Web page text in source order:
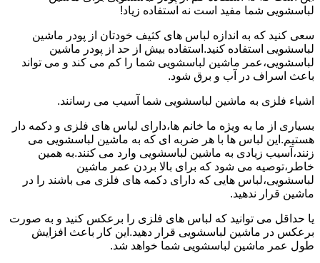
لباسشویی شما مفید است نه استفاده زیاد!
سعی کنید که به اندازه لباس های کثیف خودتان از پودر ماشین
لباسشویی استفاده کنید.استفاده بیش از حد از پودر ماشین
لباسشویی،عمر ماشین لباسشویی شما را کم می کند و می تواند
باعث اسراف در آب و برق شود.
اشیاء فلزی به ماشین لباسشویی شما آسیب می رسانند.
بسیاری از ما به ویژه ما خانم ها،دارای لباس های فلزی و دکمه دار
هستیم.این لباس ها با هر ضربه ای که به ماشین لباسشویی می
زنند،آسیب زیادی به ماشین لباسشویی وارد می کنند.به همین
خاطر،توصیه می شود که برای بالا بردن عمر ماشین
لباسشویی،لباس هایی که دارای دکمه های فلزی می باشند را در
ماشین قرار ندهید.
یا حداقل می توانید که لباس های فلزی را برعکس کنید و به صورت
برعکس در ماشین لباسشویی قرار دهید.این کار باعث افزایش
طول عمر ماشین لباسشویی شما خواهد شد.